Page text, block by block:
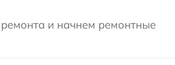
и начнем ремонтные